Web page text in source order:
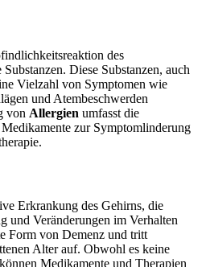
des
Diese Substanzen, auch
Vielzahl von Symptomen wie
und Atembeschwerden
von Allergien umfasst die
zur Symptomlinderung
Erkrankung des Gehirns, die
und Veränderungen im Verhalten
Form von Demenz und tritt
Alter auf. Obwohl es keine
Medikamente und Therapien